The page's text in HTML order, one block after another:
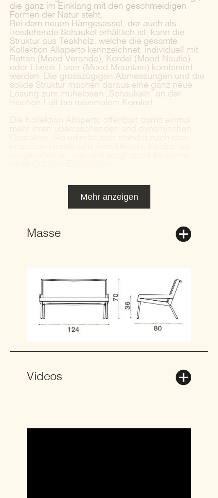
die ganz im Einklang mit den geschmeidigen
Formen der Natur steht.
Bei dem neuen Hängesessel, der auch als
freistehende Schaukel erhältlich ist, kann die
Struktur aus Teakholz, welche die gesamte
Kollektion Allaperto kennzeichnet, individuell mit
Rattan (Mood Veranda), Kordel (Mood Nautic)
oder Etwick-Faser (Mood Mountain) kombiniert
werden. Die grosszügigen Abmessungen und die
solide Struktur machen daraus eine ganz neue
Lösung zum mühelosen „Schaukeln“ an der
frischen Luft bei maximalem Komfort.
Mehr anzeigen
Masse
Videos